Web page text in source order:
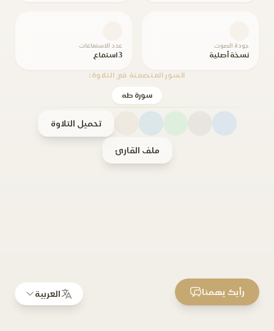
جودة الصوت
نسخة أصلية
عدد الاستماعات
3 استماع
السور المتضمنة في التلاوة:
سورة طه
تحميل التلاوة
ملف القارئ
العربية رأيك يهمنا